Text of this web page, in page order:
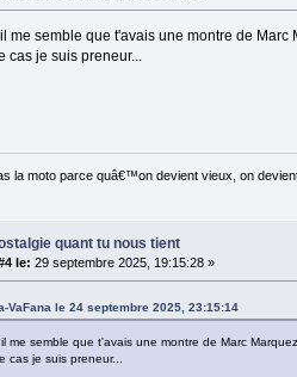
me semble que t'avais une montre de Marc
cas je suis preneur...
la moto parce quâ€™on devient vieux, on
quant tu nous tient
le: 29 septembre 2025, 19:15:28 »
VaFana le 24 septembre 2025, 23:15:14
me semble que t'avais une montre de Marc
cas je suis preneur...